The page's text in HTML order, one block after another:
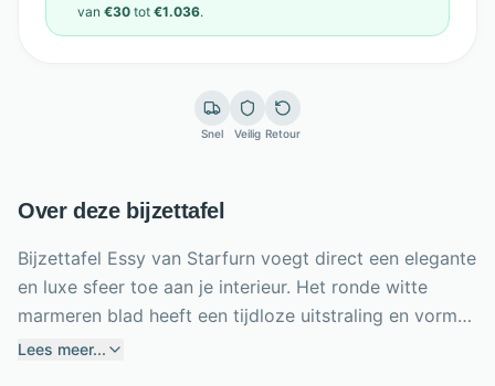
van €30 tot €1.036.
Snel Veilig Retour
Over deze bijzettafel
Bijzettafel Essy van Starfurn voegt direct een elegante
en luxe sfeer toe aan je interieur. Het ronde witte
marmeren blad heeft een tijdloze uitstraling en vormt
een stijlvol podium voor een lamp, boek, drankje of
Lees meer...